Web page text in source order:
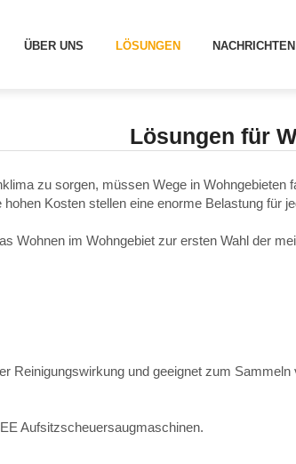
ÜBER UNS LÖSUNGEN NACHRICHTEN
LÖSUNGEN FÜR WOHNGEBIETE
Lösungen für
zu sorgen, müssen Wege in
Kosten stellen eine enorme Belastung für
Wohnen im Wohngebiet zur ersten Wahl der
Reinigungswirkung und geeignet zum Sammeln
Aufsitzscheuersaugmaschinen.